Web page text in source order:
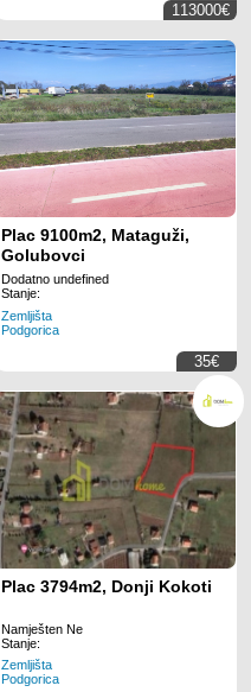
113000€
Plac 9100m2, Mataguži,
Golubovci
Dodatno undefined
Stanje:
Zemljišta
Podgorica
35€
Plac 3794m2, Donji Kokoti
Namješten Ne
Stanje:
Zemljišta
Podgorica